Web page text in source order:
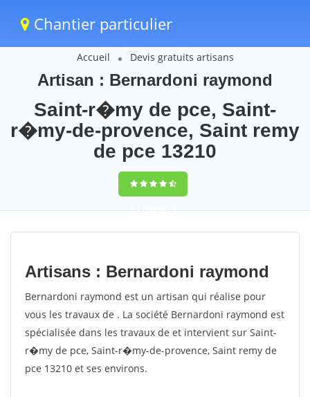
Chantier particulier
Accueil Devis gratuits artisans
Artisan : Bernardoni raymond
Saint-r�my de pce, Saint-
r�my-de-provence, Saint remy
de pce 13210
9,5(100%)75
votes
Artisans : Bernardoni raymond
Bernardoni raymond est un artisan qui réalise pour
vous les travaux de . La société Bernardoni raymond est
spécialisée dans les travaux de et intervient sur Saint-
r�my de pce, Saint-r�my-de-provence, Saint remy de
pce 13210 et ses environs.